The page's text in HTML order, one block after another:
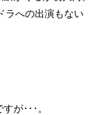
ラへの出演もない
が･･･。